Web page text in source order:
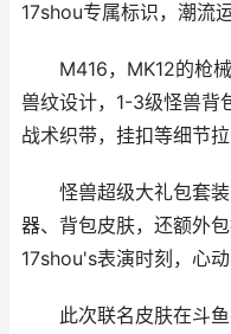
17shou专属标识，潮流
M416，MK12的枪械
兽纹设计，1-3级怪兽背
战术织带，挂扣等细节拉
怪兽超级大礼包套装
器、背包皮肤，还额外
17shou's表演时刻，心
此次联名皮肤在斗鱼